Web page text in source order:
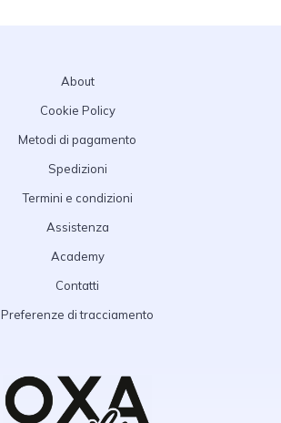
About
Cookie Policy
Metodi di pagamento
Spedizioni
Termini e condizioni
Assistenza
Academy
Contatti
Preferenze di tracciamento